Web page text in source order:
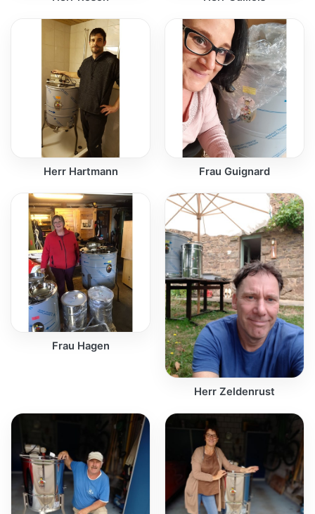
Herr Hartmann Frau Guignard
Frau Hagen
Herr Zeldenrust